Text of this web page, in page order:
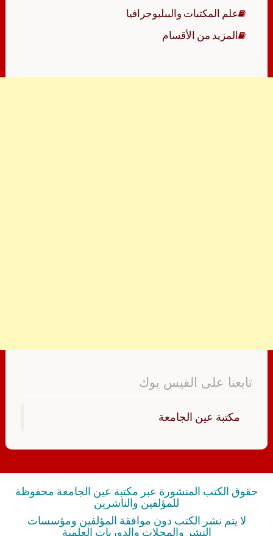
علم المكتبات والببليوجرافيا
المزيد من الأقسام
تابعنا على الفيس بوك
‏مكتبة عين الجامعة‏
حقوق الكتب المنشورة عبر مكتبة عين الجامعة محفوظة
للمؤلفين والناشرين
لا يتم نشر الكتب دون موافقة المؤلفين ومؤسسات
النشر والمجلات والدوريات العلمية